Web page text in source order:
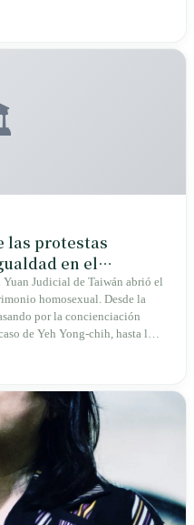
familiar a uno social.
las protestas
en el
Judicial de Taiwán abrió el
homosexual. Desde la
por la concienciación
de Yeh Yong-chih, hasta la
ha escrito la comunidad